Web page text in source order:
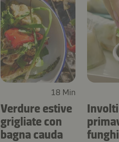
18 Min
Verdure estive
grigliate con
bagna cauda